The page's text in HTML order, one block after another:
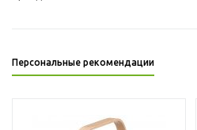
Персональные рекомендации